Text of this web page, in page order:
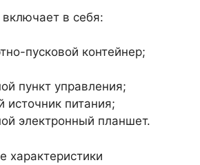
в себя:
пусковой контейнер;
пункт управления;
источник питания;
электронный планшет.
характеристики